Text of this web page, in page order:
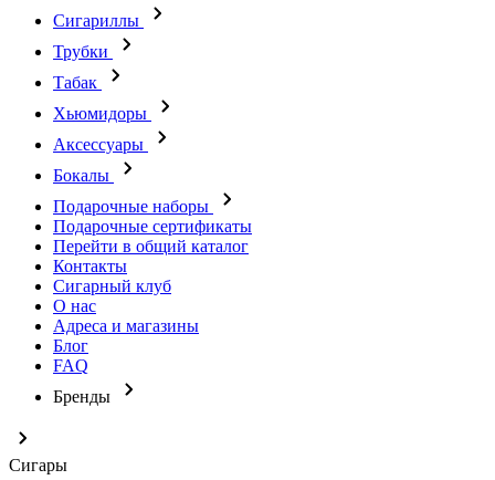
Сигариллы
Трубки
Табак
Хьюмидоры
Аксессуары
Бокалы
Подарочные наборы
Подарочные сертификаты
Перейти в общий каталог
Контакты
Сигарный клуб
О нас
Адреса и магазины
Блог
FAQ
Бренды
Сигары